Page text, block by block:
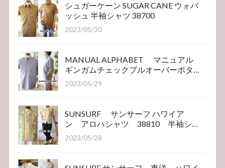
シュガーケーン SUGAR CANE ウォバ
ッシュ 半袖シャツ 38700
2023/05/30
MANUAL ALPHABET マニュアル
ギンガムチェックプルオーバーボタ
ンダウンシャツ
2023/05/29
SUNSURF サンサーフ ハワイア
ン アロハシャツ 38810 半袖シ
ャツ
2023/05/28